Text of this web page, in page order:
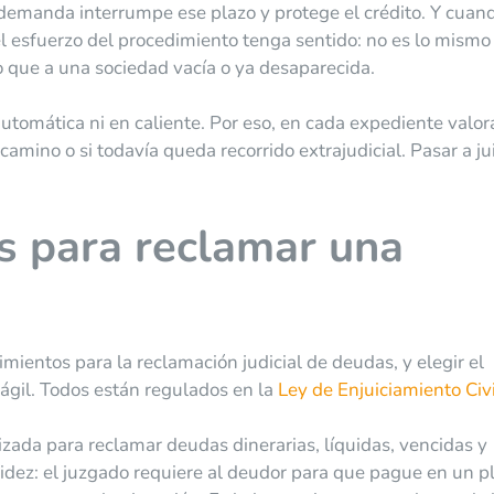
interrumpe ese plazo y protege el crédito. Y
del procedimiento tenga sentido: no es lo mismo
a una sociedad vacía o ya desaparecida.
ni en caliente. Por eso, en cada expediente
o si todavía queda recorrido extrajudicial. Pasar a
para reclamar una
para la reclamación judicial de deudas, y elegir el
Todos están regulados en la Ley de Enjuiciamiento
para reclamar deudas dinerarias, líquidas, vencidas y
el juzgado requiere al deudor para que pague en un